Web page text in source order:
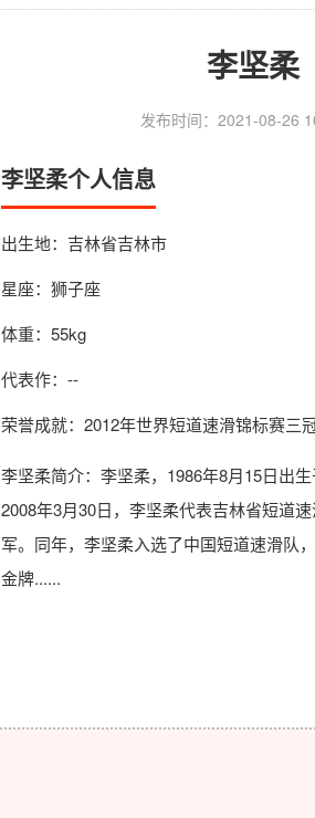
李坚柔
发布时间：2021-08-26
李坚柔个人信息
出生地：吉林省吉林市
星座：狮子座
体重：55kg
代表作：--
荣誉成就：2012年世界短道速滑锦标赛三
李坚柔简介：李坚柔，1986年8月15日出
2008年3月30日，李坚柔代表吉林省短道
军。同年，李坚柔入选了中国短道速滑队
金牌......